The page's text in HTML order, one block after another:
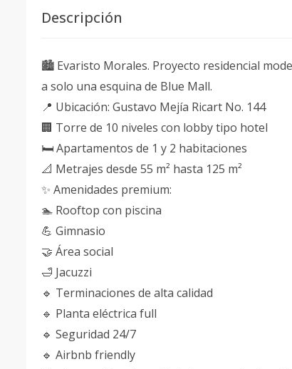
Descripción
🏙️ Evaristo Morales. Proyecto residencial
a solo una esquina de Blue Mall.
📍 Ubicación: Gustavo Mejía Ricart No. 144
🏢 Torre de 10 niveles con lobby tipo hotel
🛏️ Apartamentos de 1 y 2 habitaciones
📐 Metrajes desde 55 m² hasta 125 m²
✨ Amenidades premium:
🏊 Rooftop con piscina
💪 Gimnasio
🤝 Área social
🛁 Jacuzzi
🔹 Terminaciones de alta calidad
🔹 Planta eléctrica full
🔹 Seguridad 24/7
🔹 Airbnb friendly